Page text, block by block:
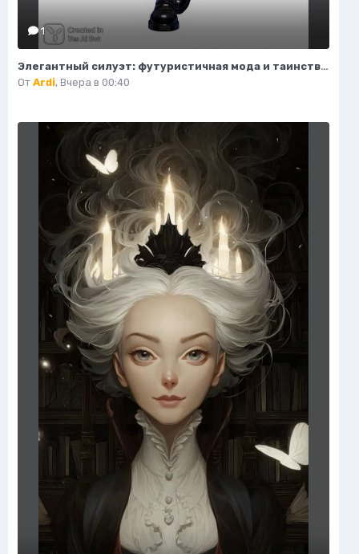
1
Элегантный силуэт: футуристичная мода и таинственный воитель пустоты. Генерация из нейронной сети Flux Ai
От Ardi, Вчера в 00:40